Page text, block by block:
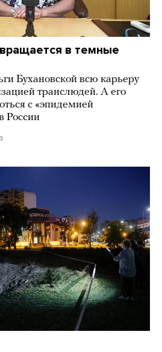
в темные
Бухановской всю карьеру
транслюдей. А его
с «эпидемией
России